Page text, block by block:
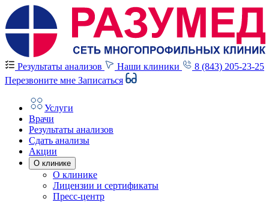
Результаты анализов Наши клиники
8 (843) 205-23-25
Перезвоните мне Записаться
Услуги
Врачи
Результаты анализов
Сдать анализы
Акции
О клинике
О клинике
Лицензии и сертификаты
Пресс-центр